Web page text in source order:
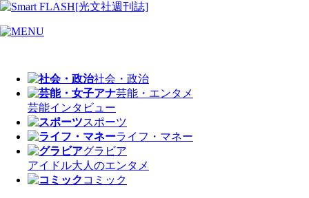
社会・政治
芸能・エンタメ
芸能インタビュー
スポーツ
ライフ・マネー
グラビア
アイドル大人のエンタメ
コミック